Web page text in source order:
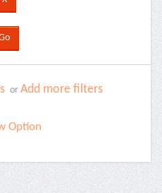
or Add more filters
Option